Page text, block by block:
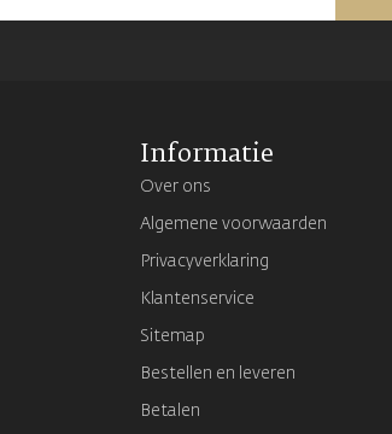
Informatie
Over ons
Algemene voorwaarden
Privacyverklaring
Klantenservice
Sitemap
Bestellen en leveren
Betalen